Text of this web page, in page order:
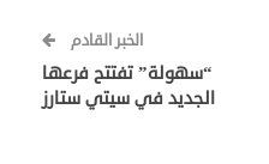
الخبر القادم
“سهولة” تفتتح فرعها
الجديد في سيتي ستارز